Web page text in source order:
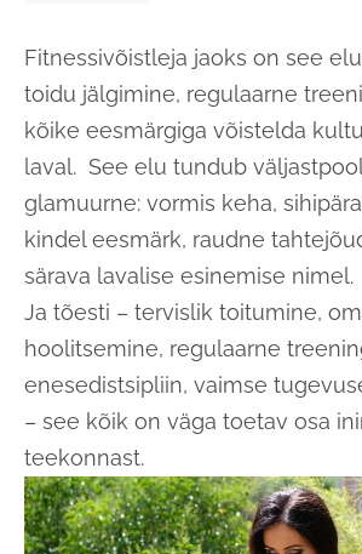
Fitnessivõistleja jaoks on see
toidu jälgimine, regulaarne
kõike eesmärgiga võistelda
laval. See elu tundub
glamuurne: vormis keha,
kindel eesmärk, raudne
särava lavalise esinemise nimel.
Ja tõesti – tervislik toitumine,
hoolitsemine, regulaarne
enesedistsipliin, vaimse
– see kõik on väga toetav osa
teekonnast.